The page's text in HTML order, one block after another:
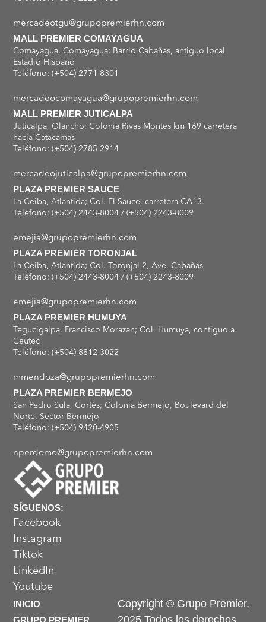
mercadeotgu@grupopremierhn.com
MALL PREMIER COMAYAGUA
Comayagua, Comayagua; Barrio Cabañas, antiguo local
Estadio Hispano
Teléfono: (+504) 2771-8301
mercadeocomayagua@grupopremierhn.com
MALL PREMIER JUTICALPA
Juticalpa, Olancho; Colonia Rivas Montes km 169 carretera
hacia Catacamas
Teléfono: (+504) 2785 2914
mercadeojuticalpa@grupopremierhn.com
PLAZA PREMIER SAUCE
La Ceiba, Atlantida; Col. El Sauce, carretera CA13.
Teléfono: (+504) 2443-8004 / (+504) 2243-8009
emejia@grupopremierhn.com
PLAZA PREMIER TORONJAL
La Ceiba, Atlantida; Col. Toronjal 2, Ave. Cabañas
Teléfono: (+504) 2443-8004 / (+504) 2243-8009
emejia@grupopremierhn.com
PLAZA PREMIER HUMUYA
Tegucigalpa, Francisco Morazan; Col. Humuya, contiguo a
Ceutec
Teléfono: (+504) 8812-3022
mmendoza@grupopremierhn.com
PLAZA PREMIER BERMEJO
San Pedro Sula, Cortés; Colonia Bermejo, Boulevard del
Norte, Sector Bermejo
Teléfono: (+504) 9420-4905
nperdomo@grupopremierhn.com
SÍGUENOS:
Facebook
Instagram
Tiktok
LinkedIn
Youtube
INICIO
GRUPO PREMIER
Copyright © Grupo Premier,